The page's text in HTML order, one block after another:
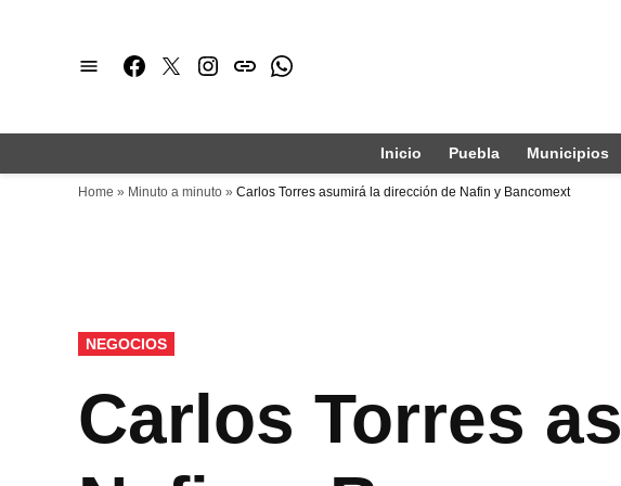
Facebook
TwitterInstagram
issuuWhatsapp
Inicio Puebla Municipios
Home » Minuto a minuto » Carlos Torres asumirá la dirección de Nafin y Bancomext
PUBLICADO
EN
NEGOCIOS
Carlos Torres